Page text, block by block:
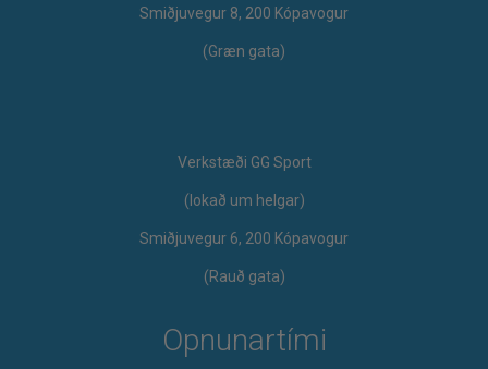
Smiðjuvegur 8, 200 Kópavogur
(Græn gata)
Verkstæði GG Sport
​(lokað um helgar)
Smiðjuvegur 6, 200 Kópavogur
(Rauð gata)
Opnunartími